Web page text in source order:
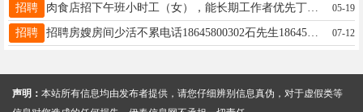
招聘 肉食店招下午班小时工（女），能长期工作者优先丁女士13846695698 05-19
招聘 招聘房嫂房间少活不累电话18645800302石先生18645800302 07-12
声明： 本站所有信息均由发布者提供，请您仔细辨别信息真伪，对于虚假类等